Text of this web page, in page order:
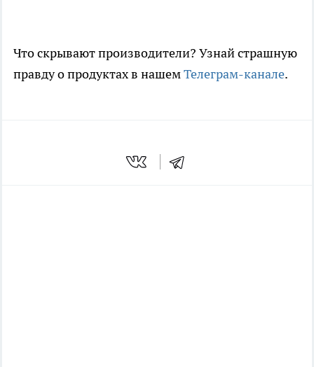
Что скрывают производители? Узнай страшную
правду о продуктах в нашемТелеграм-канале.